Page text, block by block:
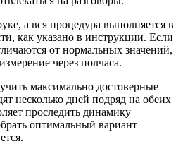
а вся процедура выполняется в
как указано в инструкции. Если
от нормальных значений,
через полчаса.
максимально достоверные
несколько дней подряд на обеих
проследить динамику
оптимальный вариант